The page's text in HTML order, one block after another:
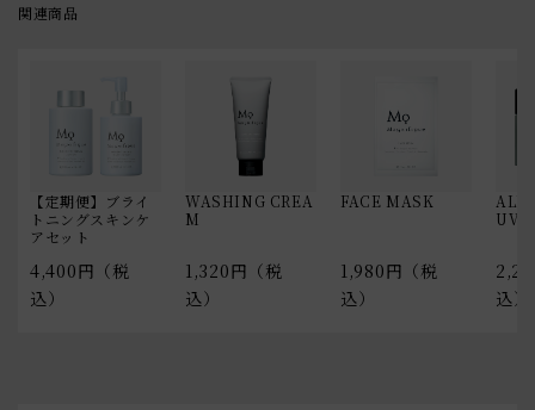
関連商品
【定期便】ブライ
トニングスキンケ
アセット
4,400円（税
込）
WASHING CREA
M
1,320円（税
込）
FACE MASK
1,980円（税
込）
ALL
UV
込）